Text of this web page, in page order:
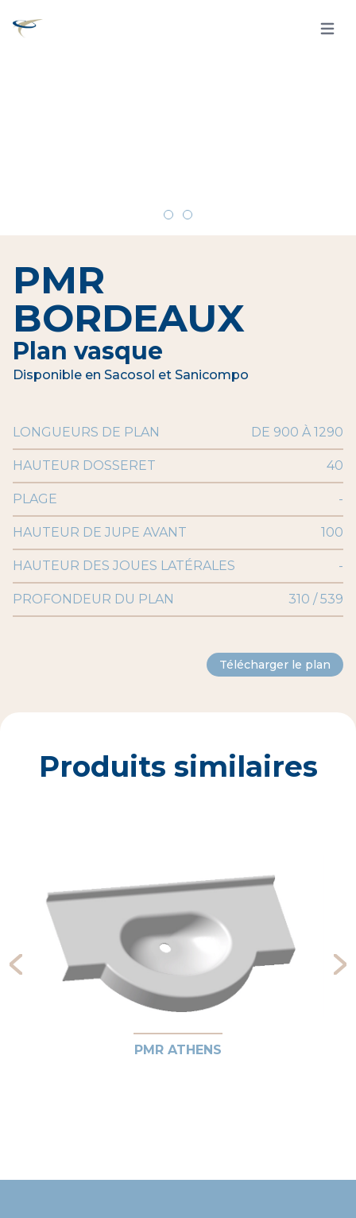
Open
PMR
BORDEAUX
Plan vasque
Disponible en Sacosol et Sanicompo
LONGUEURS DE PLAN DE 900 À 1290
HAUTEUR DOSSERET 40
PLAGE -
HAUTEUR DE JUPE AVANT 100
HAUTEUR DES JOUES LATÉRALES -
PROFONDEUR DU PLAN 310 / 539
Télécharger le plan
Produits similaires
PMR ATHENS